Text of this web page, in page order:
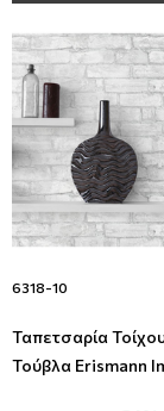
6318-10
Ταπετσαρία
Τούβλα Erismann